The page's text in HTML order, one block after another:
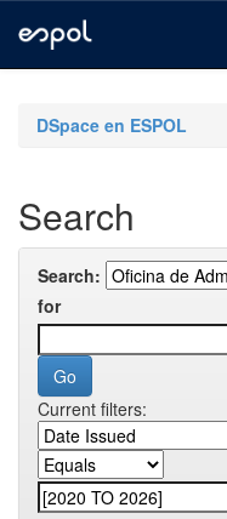
navigationDSpace en ESPOL
Search
Search:
for
Current filters: